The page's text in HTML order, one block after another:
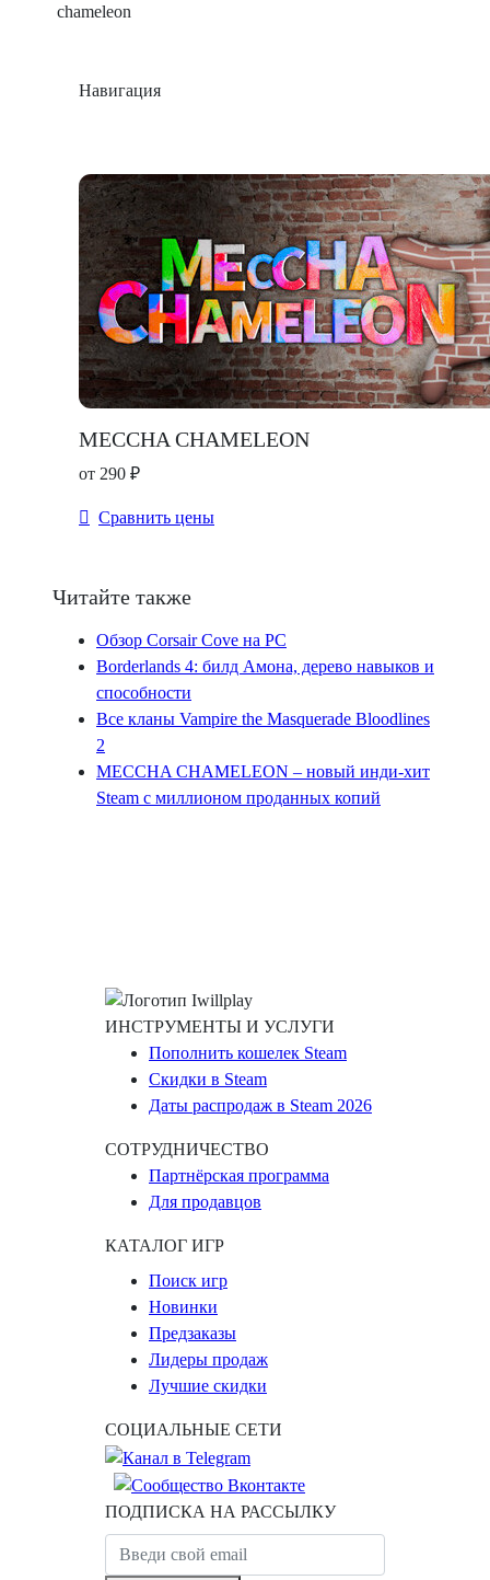
chameleon
Навигация
MECCHA CHAMELEON
от 290 ₽
Сравнить цены
Читайте также
Обзор Corsair Cove на PC
Borderlands 4: билд Амона, дерево навыков и
способности
Все кланы Vampire the Masquerade Bloodlines
2
MECCHA CHAMELEON – новый инди-хит
Steam с миллионом проданных копий
ИНСТРУМЕНТЫ И УСЛУГИ
Пополнить кошелек Steam
Скидки в Steam
Даты распродаж в Steam 2026
СОТРУДНИЧЕСТВО
Партнёрская программа
Для продавцов
КАТАЛОГ ИГР
Поиск игр
Новинки
Предзаказы
Лидеры продаж
Лучшие скидки
СОЦИАЛЬНЫЕ СЕТИ
ПОДПИСКА НА РАССЫЛКУ